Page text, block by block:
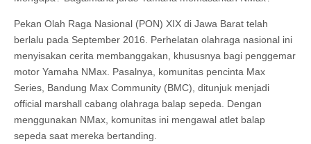
Pekan Olah Raga Nasional (PON) XIX di Jawa Barat telah
berlalu pada September 2016. Perhelatan olahraga nasional ini
menyisakan cerita membanggakan, khususnya bagi penggemar
motor Yamaha NMax. Pasalnya, komunitas pencinta Max
Series, Bandung Max Community (BMC), ditunjuk menjadi
official marshall cabang olahraga balap sepeda. Dengan
menggunakan NMax, komunitas ini mengawal atlet balap
sepeda saat mereka bertanding.